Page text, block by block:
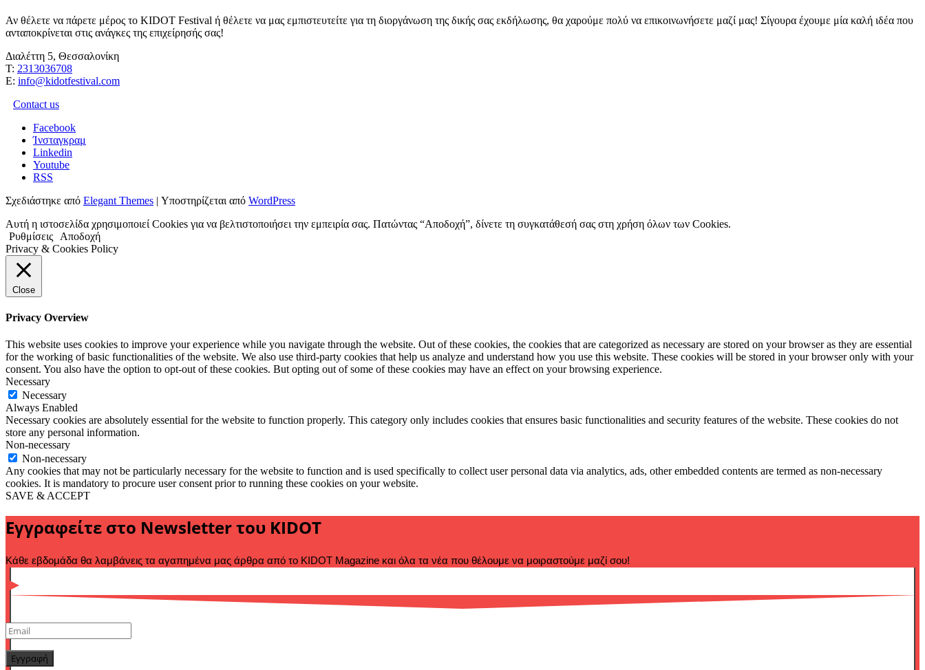
Αν θέλετε να πάρετε μέρος το KIDOT Festival ή θέλετε να μας εμπιστευτείτε για τη διοργάνωση της δικής σας εκδήλωσης, θα χαρούμε πολύ να επικοινωνήσετε μαζί μας! Σίγουρα έχουμε μία καλή ιδέα που
ανταποκρίνεται στις ανάγκες της επιχείρησής σας!
Διαλέττη 5, Θεσσαλονίκη
Τ: 2313036708
Ε: info@kidotfestival.com
Contact us
Facebook
Ίνσταγκραμ
Linkedin
Youtube
RSS
Σχεδιάστηκε από Elegant Themes | Υποστηρίζεται από WordPress
Αυτή η ιστοσελίδα χρησιμοποιεί Cookies για να βελτιστοποιήσει την εμπειρία σας. Πατώντας “Αποδοχή”, δίνετε τη συγκατάθεσή σας στη χρήση όλων των Cookies.
Ρυθμίσεις
Αποδοχή
Privacy & Cookies Policy
Close
Privacy Overview
This website uses cookies to improve your experience while you navigate through the website. Out of these cookies, the cookies that are categorized as necessary are stored on your browser as they are essential
for the working of basic functionalities of the website. We also use third-party cookies that help us analyze and understand how you use this website. These cookies will be stored in your browser only with your
consent. You also have the option to opt-out of these cookies. But opting out of some of these cookies may have an effect on your browsing experience.
Necessary
Necessary
Always Enabled
Necessary cookies are absolutely essential for the website to function properly. This category only includes cookies that ensures basic functionalities and security features of the website. These cookies do not
store any personal information.
Non-necessary
Non-necessary
Any cookies that may not be particularly necessary for the website to function and is used specifically to collect user personal data via analytics, ads, other embedded contents are termed as non-necessary
cookies. It is mandatory to procure user consent prior to running these cookies on your website.
SAVE & ACCEPT
Εγγραφείτε στο Newsletter του KIDOT
Κάθε εβδομάδα θα λαμβάνεις τα αγαπημένα μας άρθρα από το KIDOT Magazine και όλα τα νέα που θέλουμε να μοιραστούμε μαζί σου!
Εγγραφή